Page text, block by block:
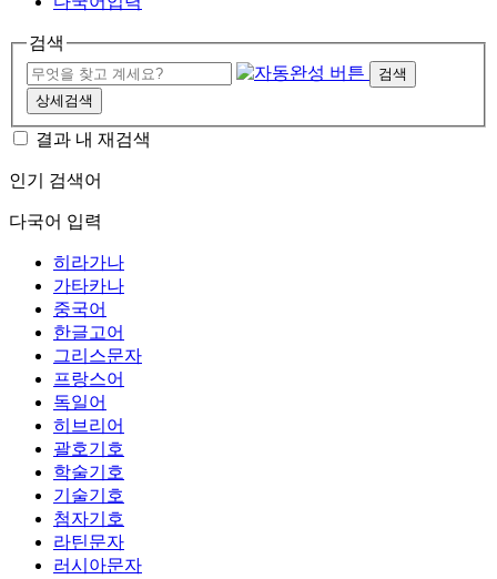
검색
검색
상세검색
결과 내 재검색
인기 검색어
다국어 입력
히라가나
가타카나
중국어
한글고어
그리스문자
프랑스어
독일어
히브리어
괄호기호
학술기호
기술기호
첨자기호
라틴문자
러시아문자